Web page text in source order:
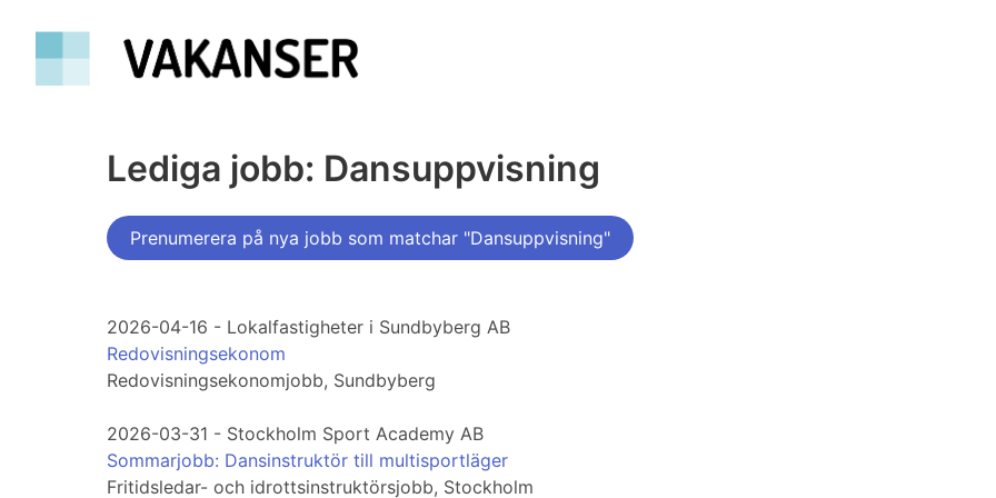
Lediga jobb: Dansuppvisning
Prenumerera på nya jobb som matchar "Dansuppvisning"
2026-04-16 - Lokalfastigheter i Sundbyberg AB
Redovisningsekonom
Redovisningsekonomjobb, Sundbyberg
2026-03-31 - Stockholm Sport Academy AB
Sommarjobb: Dansinstruktör till multisportläger
Fritidsledar- och idrottsinstruktörsjobb, Stockholm